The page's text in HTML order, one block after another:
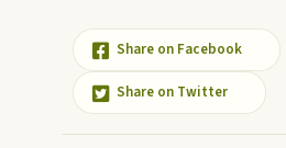
Share on Facebook
Share on Twitter